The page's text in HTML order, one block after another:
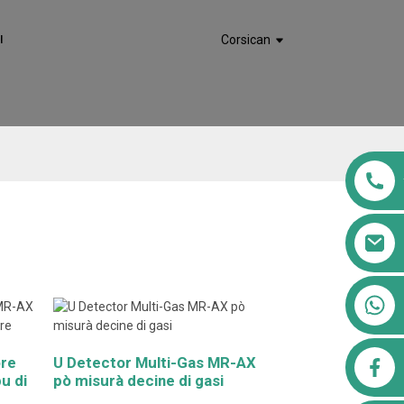
Corsican
+8613911556761
airppb123@gmail.com
di
U Detector Multi-Gas MR-AX
pò misurà decine di gasi